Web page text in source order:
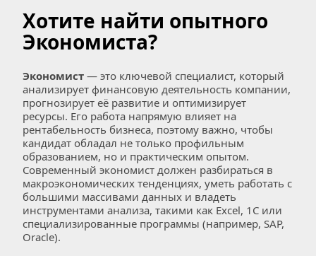
Хотите найти опытного
Экономиста?
Экономист — это ключевой специалист, который
анализирует финансовую деятельность компании,
прогнозирует её развитие и оптимизирует
ресурсы. Его работа напрямую влияет на
рентабельность бизнеса, поэтому важно, чтобы
кандидат обладал не только профильным
образованием, но и практическим опытом.
Современный экономист должен разбираться в
макроэкономических тенденциях, уметь работать с
большими массивами данных и владеть
инструментами анализа, такими как Excel, 1С или
специализированные программы (например, SAP,
Oracle).